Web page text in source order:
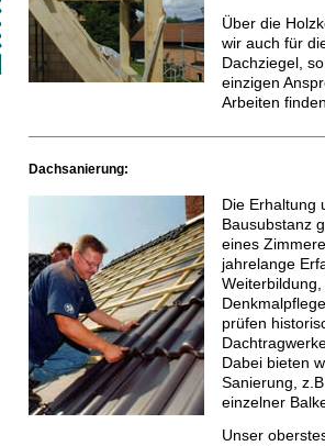
Über die
wir auch für
Dachziegel,
einzigen
Arbeiten
Dachsanierung:
Die Erhaltung
Bausubstanz
eines
jahrelange
prüfen
Dabei bieten
Sanierung,
einzelner
Unser